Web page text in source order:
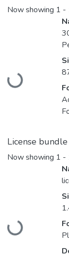
Now showing 1 -
Loading...
License bundle
Now showing 1 -
Loading...